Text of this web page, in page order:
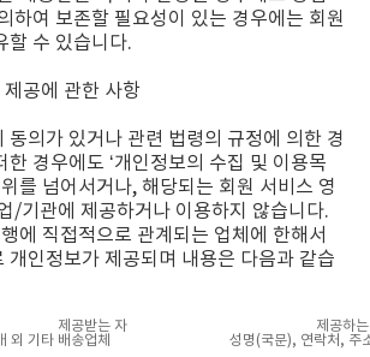
하여 보존할 필요성이 있는 경우에는 회원
할 수 있습니다.
공에 관한 사항
동의가 있거나 관련 법령의 규정에 의한 경
한 경우에도 ‘개인정보의 수집 및 이용목
를 넘어서거나, 해당되는 회원 서비스 영
/기관에 제공하거나 이용하지 않습니다.
에 직접적으로 관계되는 업체에 한해서
개인정보가 제공되며 내용은 다음과 같습
제공받는 자
제공하
외 기타 배송업체 성명(국문), 연락처, 주